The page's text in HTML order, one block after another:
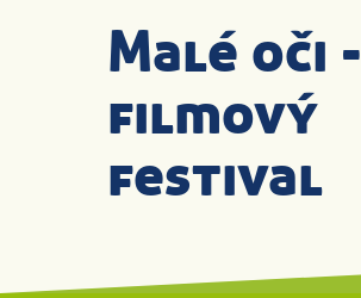
Malé oči -
filmový
festival